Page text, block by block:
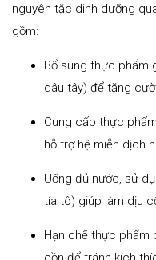
nguyên tắc dinh dưỡng
gồm:
Bổ sung thực phẩm
dâu tây) để tăng
Cung cấp thực
hỗ trợ hệ miễn dịch
Uống đủ nước, sử
tía tô) giúp làm dịu
Hạn chế thực phẩm